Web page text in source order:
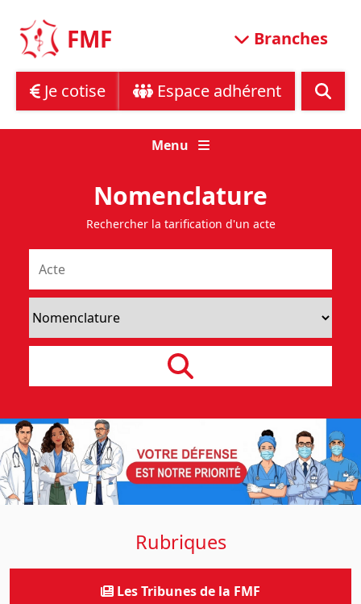
content
FMF Branches
Je cotise Espace adhérent
Menu
Nomenclature
Rechercher la tarification d'un acte
Rubriques
Les Tribunes de la FMF